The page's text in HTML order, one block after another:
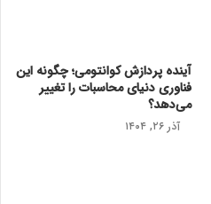
آینده پردازش کوانتومی؛ چگونه این
فناوری دنیای محاسبات را تغییر
می‌دهد؟
آذر ۲۶, ۱۴۰۴